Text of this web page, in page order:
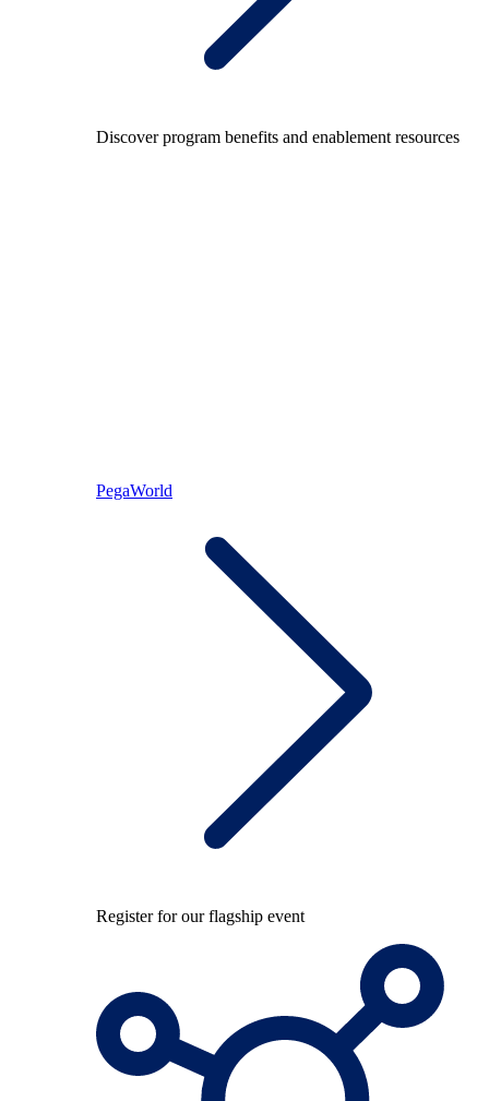
Discover program benefits and enablement resources
PegaWorld
Register for our flagship event